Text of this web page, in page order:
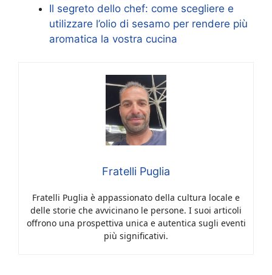
Il segreto dello chef: come scegliere e
utilizzare l’olio di sesamo per rendere più
aromatica la vostra cucina
Fratelli Puglia
Fratelli Puglia è appassionato della cultura locale e
delle storie che avvicinano le persone. I suoi articoli
offrono una prospettiva unica e autentica sugli eventi
più significativi.